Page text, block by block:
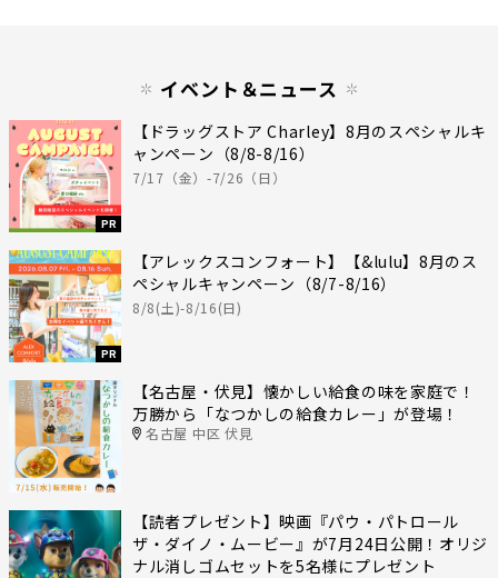
イベント＆ニュース
PR
【ドラッグストア Charley】8月のスペシャルキ
ャンペーン（8/8-8/16）
7/17（金）-7/26（日）
PR
【アレックスコンフォート】【&lulu】8月のス
ペシャルキャンペーン（8/7-8/16）
8/8(土)-8/16(日)
【名古屋・伏見】懐かしい給食の味を家庭で！
万勝から「なつかしの給食カレー」が登場！
名古屋 中区 伏見
【読者プレゼント】映画『パウ・パトロール
ザ・ダイノ・ムービー』が7月24日公開！オリジ
ナル消しゴムセットを5名様にプレゼント